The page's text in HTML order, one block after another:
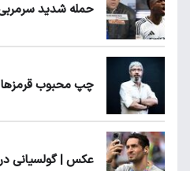
حمله شدید
چپ محبوب
عکس | گولسیانی